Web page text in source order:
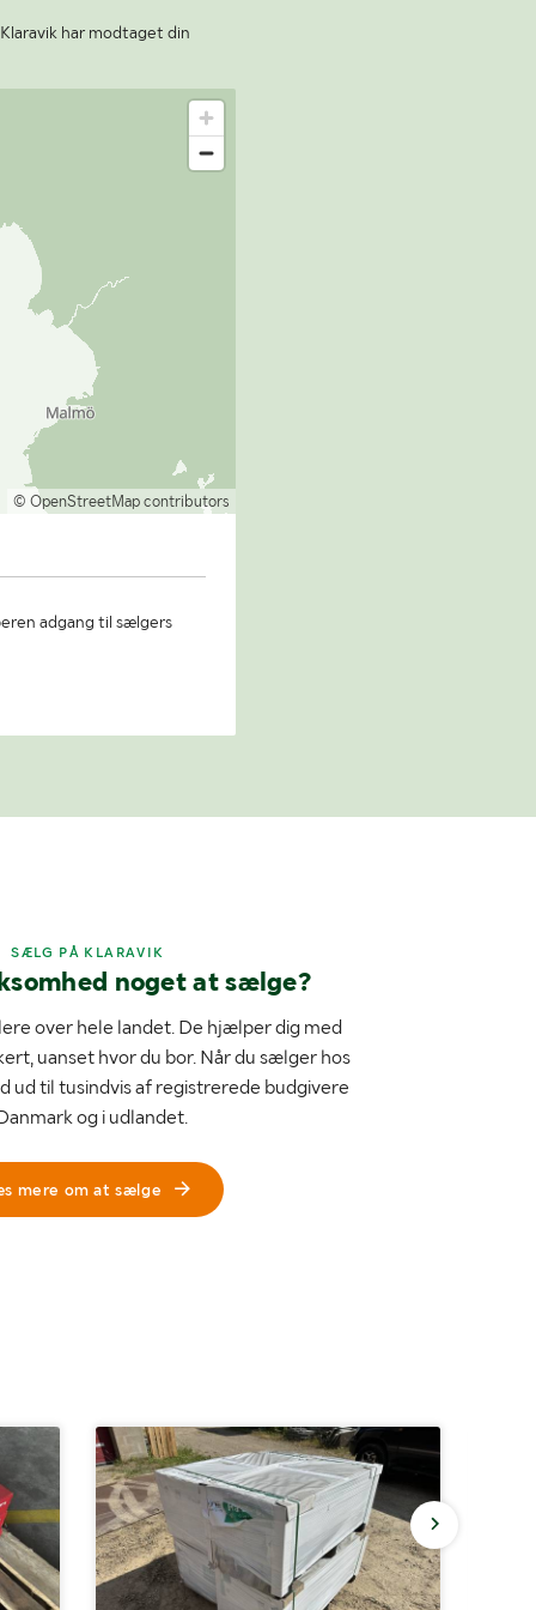
har modtaget din
© OpenStreetMap contributors
adgang til sælgers
SÆLG PÅ KLARAVIK
noget at sælge?
over hele landet. De hjælper dig med
uanset hvor du bor. Når du sælger hos
ud til tusindvis af registrerede budgivere
og i udlandet.
mere om at sælge